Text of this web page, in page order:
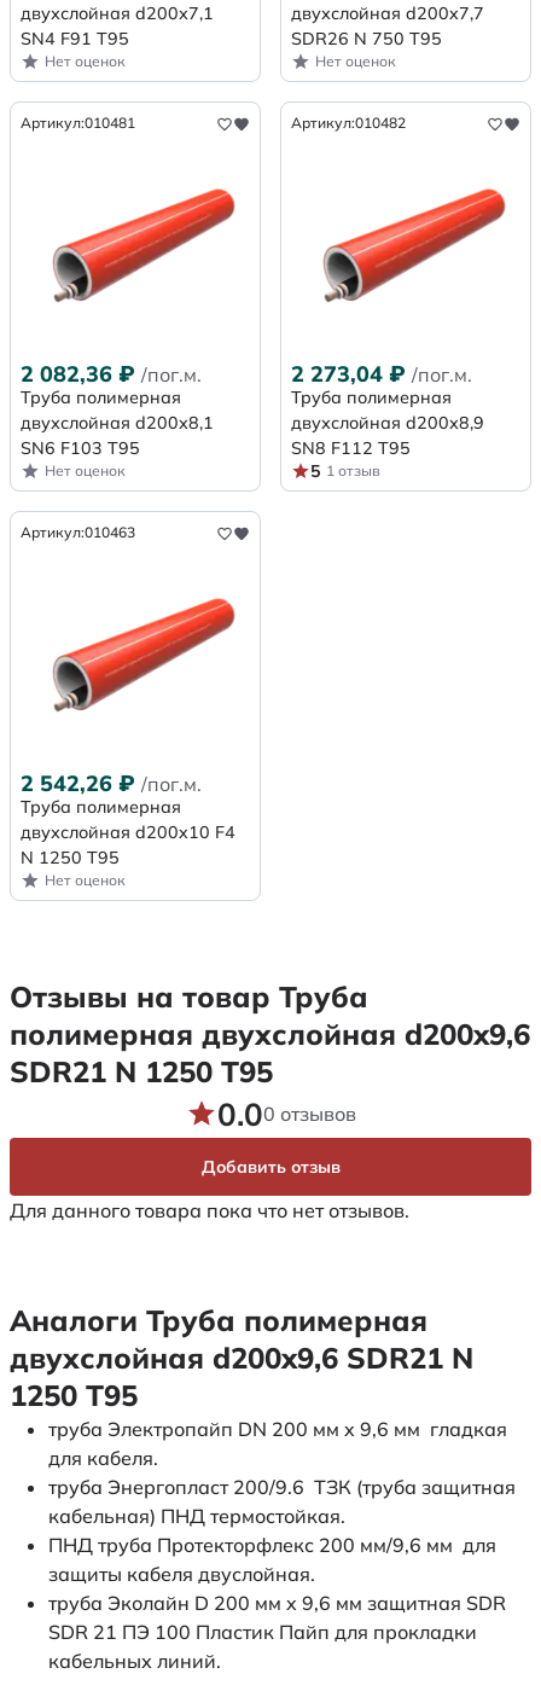
двухслойная d200х7,1
SN4 F91 Т95
Нет оценок
двухслойная d200x7,7
SDR26 N 750 Т95
Нет оценок
Артикул:010481
2 082,36 ₽ /пог.м.
Труба полимерная
двухслойная d200х8,1
SN6 F103 Т95
Нет оценок
Артикул:010482
2 273,04 ₽ /пог.м.
Труба полимерная
двухслойная d200х8,9
SN8 F112 Т95
5 1 отзыв
Артикул:010463
2 542,26 ₽ /пог.м.
Труба полимерная
двухслойная d200x10 F4
N 1250 Т95
Нет оценок
Отзывы на товар Труба
полимерная двухслойная d200x9,6
SDR21 N 1250 Т95
Для данного товара пока что нет отзывов.
0.00 отзывов
Добавить отзыв
Аналоги Труба полимерная
двухслойная d200x9,6 SDR21 N
1250 Т95
труба Электропайп DN 200 мм x 9,6 мм гладкая
для кабеля.
труба Энергопласт 200/9.6 ТЗК (труба защитная
кабельная) ПНД термостойкая.
ПНД труба Протекторфлекс 200 мм/9,6 мм для
защиты кабеля двуслойная.
труба Эколайн D 200 мм x 9,6 мм защитная SDR
SDR 21 ПЭ 100 Пластик Пайп для прокладки
кабельных линий.